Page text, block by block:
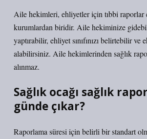
Aile hekimleri, ehliyetler için tıbbi raporlar
kurumlardan biridir. Aile hekiminize
yaptırabilir, ehliyet sınıfınızı belirtebilir ve
alabilirsiniz. Aile hekimlerinden sağlık
alınmaz.
Sağlık ocağı sağlık
günde çıkar?
Raporlama süresi için belirli bir standart